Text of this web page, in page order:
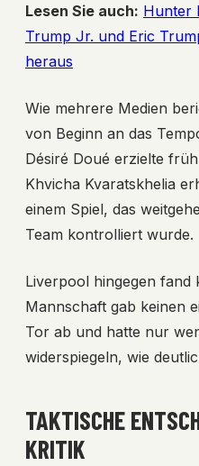
Lesen Sie auch: Hunter
Trump Jr. und Eric
heraus
Wie mehrere Medien
von Beginn an das
Désiré Doué erzielte
Khvicha Kvaratskhelia
einem Spiel, das
Team kontrolliert wurde.
Liverpool hingegen fand
Mannschaft gab keinen
Tor ab und hatte nur
widerspiegeln, wie
TAKTISCHE
KRITIK